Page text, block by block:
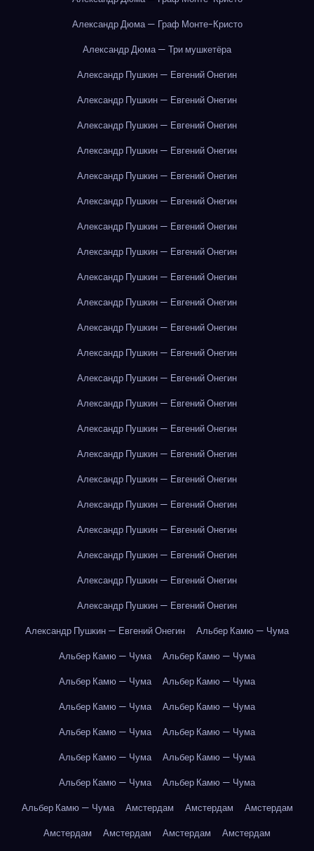
Александр Дюма — Граф Монте-Кристо
Александр Дюма — Три мушкетёра
Александр Пушкин — Евгений Онегин
Александр Пушкин — Евгений Онегин
Александр Пушкин — Евгений Онегин
Александр Пушкин — Евгений Онегин
Александр Пушкин — Евгений Онегин
Александр Пушкин — Евгений Онегин
Александр Пушкин — Евгений Онегин
Александр Пушкин — Евгений Онегин
Александр Пушкин — Евгений Онегин
Александр Пушкин — Евгений Онегин
Александр Пушкин — Евгений Онегин
Александр Пушкин — Евгений Онегин
Александр Пушкин — Евгений Онегин
Александр Пушкин — Евгений Онегин
Александр Пушкин — Евгений Онегин
Александр Пушкин — Евгений Онегин
Александр Пушкин — Евгений Онегин
Александр Пушкин — Евгений Онегин
Александр Пушкин — Евгений Онегин
Александр Пушкин — Евгений Онегин
Александр Пушкин — Евгений Онегин
Александр Пушкин — Евгений Онегин
Александр Пушкин — Евгений Онегин
Альбер Камю — Чума
Альбер Камю — Чума
Альбер Камю — Чума
Альбер Камю — Чума
Альбер Камю — Чума
Альбер Камю — Чума
Альбер Камю — Чума
Альбер Камю — Чума
Альбер Камю — Чума
Альбер Камю — Чума
Альбер Камю — Чума
Альбер Камю — Чума
Альбер Камю — Чума
Альбер Камю — Чума
Амстердам Амстердам
Амстердам
Амстердам
Амстердам Амстердам
Амстердам